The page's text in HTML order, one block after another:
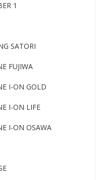
1
SATORI
FUJIWA
I-ON GOLD
I-ON LIFE
I-ON OSAWA